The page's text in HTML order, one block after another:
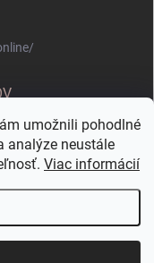
umožnili pohodlné
analýze neustále
Viac informácií
práva vyhradené.